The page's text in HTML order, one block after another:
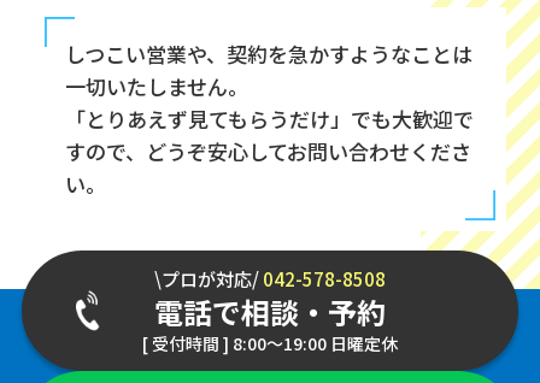
しつこい営業や、契約を急かすようなことは
一切いたしません。
「とりあえず見てもらうだけ」でも大歓迎で
すので、どうぞ安心してお問い合わせくださ
い。
\プロが対応/042-578-8508
電話で相談・予約
[ 受付時間 ] 8:00～19:00 日曜定休